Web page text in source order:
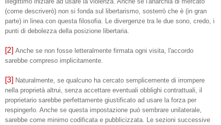
(come descriverò) non si fonda sul libertarismo, sosterrò che è (in gran
parte) in linea con questa filosofia. Le divergenze tra le due sono, credo, i
punti di debolezza della posizione libertaria.
[2] Anche se non fosse letteralmente firmata ogni visita, l'accordo
sarebbe compreso implicitamente.
[3] Naturalmente, se qualcuno ha cercato semplicemente di irrompere
nella proprietà altrui, senza accettare eventuali obblighi contrattuali, il
proprietario sarebbe perfettamente giustificato ad usare la forza per
respingerlo. Anche se questa impostazione può sembrare unilaterale,
sarebbe come minimo codificata e pubblicizzata. Le sezioni successive